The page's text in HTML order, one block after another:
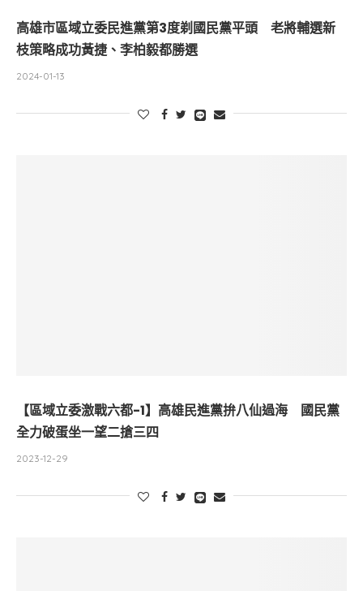
高雄市區域立委民進黨第3度剃國民黨平頭 老將輔選新
枝策略成功黃捷、李柏毅都勝選
2024-01-13
【區域立委激戰六都-1】高雄民進黨拚八仙過海 國民黨
全力破蛋坐一望二搶三四
2023-12-29